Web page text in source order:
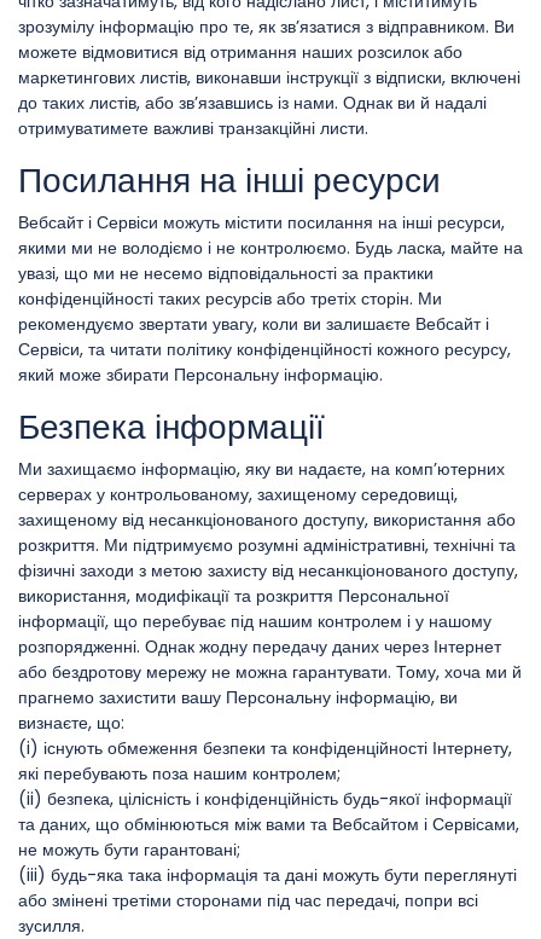
зрозумілу інформацію про те, як зв’язатися з відправником. Ви
можете відмовитися від отримання наших розсилок або
маркетингових листів, виконавши інструкції з відписки, включені
до таких листів, або зв’язавшись із нами. Однак ви й надалі
отримуватимете важливі транзакційні листи.
Посилання на інші ресурси
Вебсайт і Сервіси можуть містити посилання на інші ресурси,
якими ми не володіємо і не контролюємо. Будь ласка, майте на
увазі, що ми не несемо відповідальності за практики
конфіденційності таких ресурсів або третіх сторін. Ми
рекомендуємо звертати увагу, коли ви залишаєте Вебсайт і
Сервіси, та читати політику конфіденційності кожного ресурсу,
який може збирати Персональну інформацію.
Безпека інформації
Ми захищаємо інформацію, яку ви надаєте, на комп’ютерних
серверах у контрольованому, захищеному середовищі,
захищеному від несанкціонованого доступу, використання або
розкриття. Ми підтримуємо розумні адміністративні, технічні та
фізичні заходи з метою захисту від несанкціонованого доступу,
використання, модифікації та розкриття Персональної
інформації, що перебуває під нашим контролем і у нашому
розпорядженні. Однак жодну передачу даних через Інтернет
або бездротову мережу не можна гарантувати. Тому, хоча ми й
прагнемо захистити вашу Персональну інформацію, ви
визнаєте, що:
(i) існують обмеження безпеки та конфіденційності Інтернету,
які перебувають поза нашим контролем;
(ii) безпека, цілісність і конфіденційність будь-якої інформації
та даних, що обмінюються між вами та Вебсайтом і Сервісами,
не можуть бути гарантовані;
(iii) будь-яка така інформація та дані можуть бути переглянуті
або змінені третіми сторонами під час передачі, попри всі
зусилля.